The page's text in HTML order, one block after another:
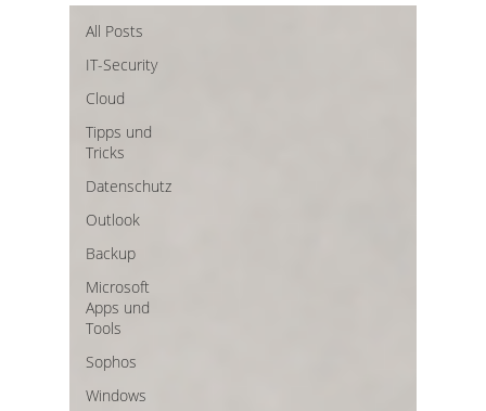
All Posts
IT-Security
Cloud
Tipps und
Tricks
Datenschutz
Outlook
Backup
Microsoft
Apps und
Tools
Sophos
Windows